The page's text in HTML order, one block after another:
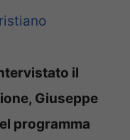
il
Giuseppe
programma